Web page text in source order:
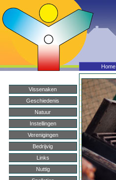
Home Vissenaken
Vissenaken
Geschiedenis
Natuur
Instellingen
Verenigingen
Bedrijvig
Links
Nuttig
Home